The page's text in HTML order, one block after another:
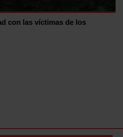
con las víctimas de los